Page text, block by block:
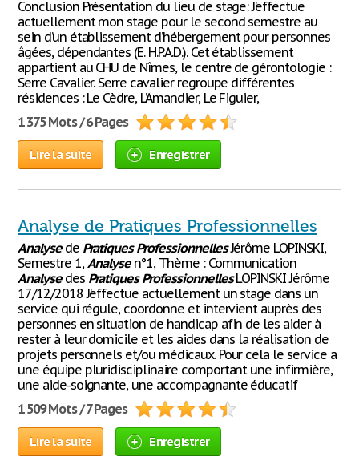
Conclusion Présentation du lieu de stage: J’effectue
actuellement mon stage pour le second semestre au
sein d’un établissement d’hébergement pour personnes
âgées, dépendantes (E. H.P.A.D.). Cet établissement
appartient au CHU de Nîmes, le centre de gérontologie :
Serre Cavalier. Serre cavalier regroupe différentes
résidences : Le Cèdre, L’Amandier, Le Figuier,
1 375 Mots / 6 Pages
Lire la suite Enregistrer
Analyse de Pratiques Professionnelles
Analysede Pratiques ProfessionnellesJérôme LOPINSKI,
Semestre 1,Analysen°1, Thème : Communication
Analysedes Pratiques ProfessionnellesLOPINSKI Jérôme
17/12/2018 J’effectue actuellement un stage dans un
service qui régule, coordonne et intervient auprès des
personnes en situation de handicap afin de les aider à
rester à leur domicile et les aides dans la réalisation de
projets personnels et/ou médicaux. Pour cela le service a
une équipe pluridisciplinaire comportant une infirmière,
une aide-soignante, une accompagnante éducatif
1 509 Mots / 7 Pages
Lire la suite Enregistrer